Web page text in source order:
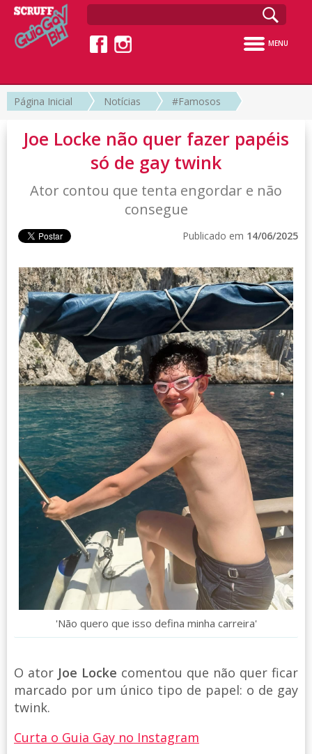
MENU
Página Inicial Notícias #Famosos
Joe Locke não quer fazer papéis
só de gay twink
Ator contou que tenta engordar e não
consegue
Publicado em 14/06/2025
'Não quero que isso defina minha carreira'
O ator Joe Locke comentou que não quer ficar
marcado por um único tipo de papel: o de gay
twink.
Curta o Guia Gay no Instagram